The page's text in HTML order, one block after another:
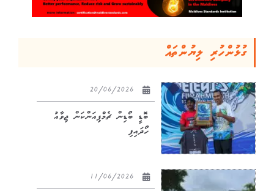
ގުޅުންހުރި ލިޔުންތައް
ބޮޑީ ބޯޑިން ޗެމްޕިއަންކަން ޖިވާއު
ހޯދައިފި